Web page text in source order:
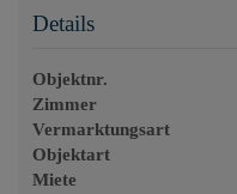
Details
Objektnr.
Zimmer
Vermarktungsart
Objektart
Miete